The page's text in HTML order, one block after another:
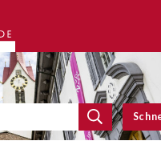
Gemeinde
Suche